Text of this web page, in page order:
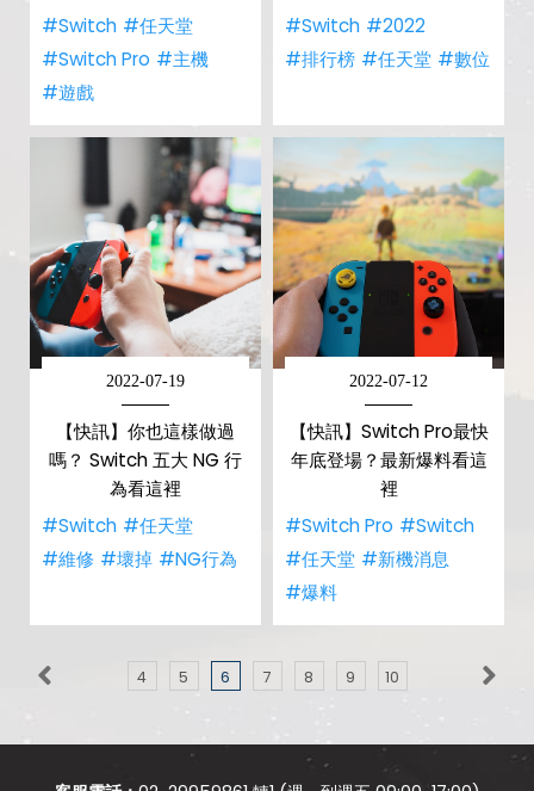
#Switch #任天堂
#Switch Pro #主機
#遊戲
#Switch #2022
#排行榜 #任天堂 #數位
2022-07-19
【快訊】你也這樣做過
嗎？ Switch 五大 NG 行
為看這裡
#Switch #任天堂
#維修 #壞掉 #NG行為
2022-07-12
【快訊】Switch Pro最快
年底登場？最新爆料看這
裡
#Switch Pro #Switch
#任天堂 #新機消息
#爆料
4 5 6 7 8 9 10